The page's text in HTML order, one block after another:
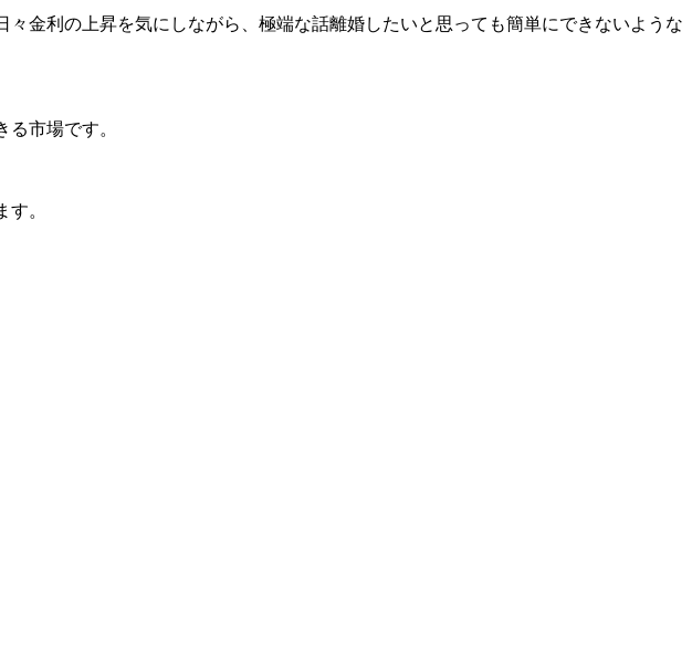
金利の上昇を気にしながら、極端な話離婚したいと思っても簡単にできないような
市場です。
。